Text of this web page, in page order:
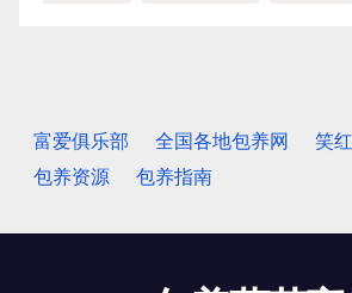
富爱俱乐部 全国各地包养网 笑
包养资源
包养指南